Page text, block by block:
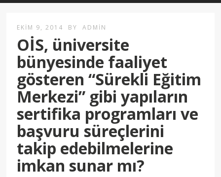
EKIM 9, 2014 BY ADMIN
OİS, üniversite
bünyesinde faaliyet
gösteren “Sürekli Eğitim
Merkezi” gibi yapıların
sertifika programları ve
başvuru süreçlerini
takip edebilmelerine
imkan sunar mı?